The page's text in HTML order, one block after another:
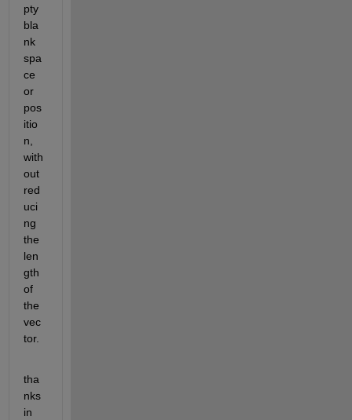
pty
bla
nk
spa
ce
or
pos
itio
n,
with
out
red
uci
ng
the
len
gth
of
the
vec
tor.
tha
nks
in